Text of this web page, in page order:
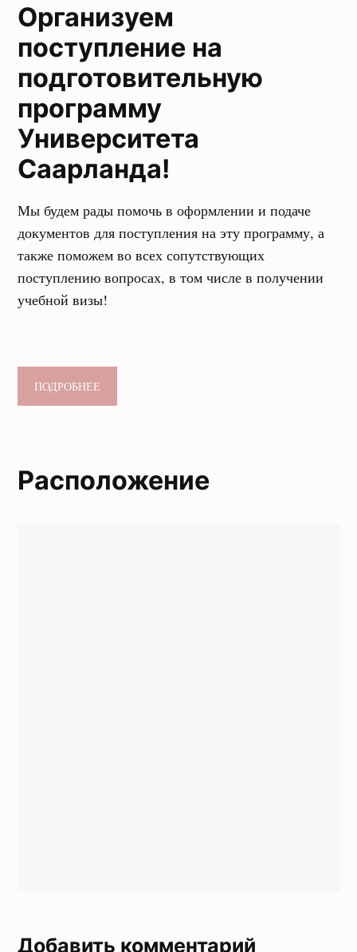
Организуем
поступление на
подготовительную
программу
Университета
Саарланда!
Мы будем рады помочь в оформлении и подаче
документов для поступления на эту программу, а
также поможем во всех сопутствующих
поступлению вопросах, в том числе в получении
учебной визы!
ПОДРОБНЕЕ
Расположение
Добавить комментарий